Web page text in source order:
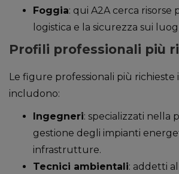
Foggia: qui A2A cerca risorse
logistica e la sicurezza sui
Profili professionali più
Le figure professionali più richieste
includono:
Ingegneri: specializzati nella
gestione degli impianti
infrastrutture.
Tecnici ambientali: addetti